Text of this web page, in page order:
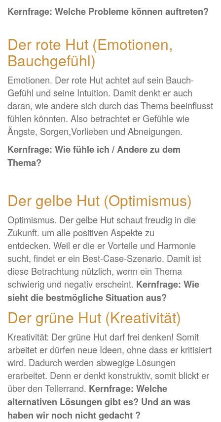
Kernfrage: Welche Probleme können auftreten?
Der rote Hut (Emotionen,
Bauchgefühl)
Emotionen. Der rote Hut achtet auf sein Bauch-
Gefühl und seine Intuition. Damit denkt er auch
daran, wie andere sich durch das Thema beeinflusst
fühlen könnten. Also betrachtet er Gefühle wie
Ängste, Sorgen,Vorlieben und Abneigungen.
Kernfrage: Wie fühle ich / Andere zu dem
Thema?
Der gelbe Hut (Optimismus)
Optimismus. Der gelbe Hut schaut freudig in die
Zukunft. um alle positiven Aspekte zu
entdecken. Weil er die er Vorteile und Harmonie
sucht, findet er ein Best-Case-Szenario. Damit ist
diese Betrachtung nützlich, wenn ein Thema
schwierig und negativ erscheint. Kernfrage: Wie
sieht die bestmögliche Situation aus?
Der grüne Hut (Kreativität)
Kreativität: Der grüne Hut darf frei denken! Somit
arbeitet er dürfen neue Ideen, ohne dass er kritisiert
wird. Dadurch werden abwegige Lösungen
erarbeitet. Denn er denkt konstruktiv, somit blickt er
über den Tellerrand. Kernfrage: Welche
alternativen Lösungen gibt es? Und an was
haben wir noch nicht gedacht ?